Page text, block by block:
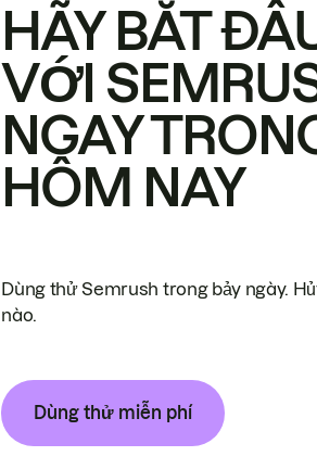
HÃY BẮT
VỚI
NGAY
HÔM NAY
Dùng thử Semrush trong bảy ngày.
nào.
Dùng thử miễn phí